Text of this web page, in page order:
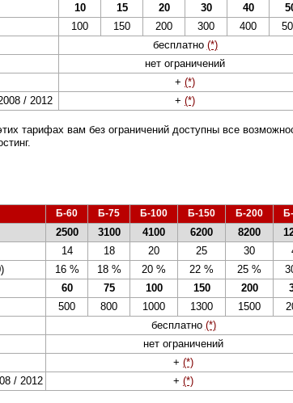
10 15 20 30 40
100 150 200 300 400
бесплатно (*)
нет ограничений
+ (*)
/ 2012
+ (*)
тарифах вам без ограничений доступны все
Б-60 Б-75 Б-100 Б-150 Б-200
2500 3100 4100 6200 8200
14 18 20 25 30
16 % 18 % 20 % 22 % 25 %
60 75 100 150 200
500 800 1000 1300 1500
бесплатно (*)
нет ограничений
+ (*)
/ 2012
+ (*)